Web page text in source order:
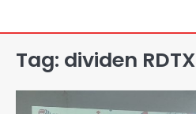
Tag: dividen RDTX